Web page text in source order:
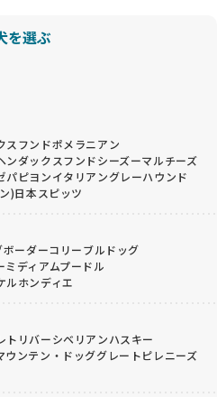
を選ぶ
スフンドポメラニアン
ンダックスフンドシーズーマルチーズ
パピヨンイタリアングレーハウンド
)日本スピッツ
ボーダーコリーブルドッグ
ミディアムプードル
ルホンディエ
トリバーシベリアンハスキー
ウンテン・ドッググレートピレニーズ